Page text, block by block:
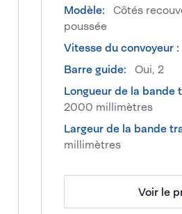
Modèle:
Côtés
poussée
Vitesse du convoyeur :
Barre guide:
Oui, 2
Longueur de la bande
2000 millimètres
Largeur de la bande
millimètres
Voir le